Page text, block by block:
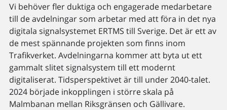
Vi behöver fler duktiga och engagerade medarbetare
till de avdelningar som arbetar med att föra in det nya
digitala signalsystemet ERTMS till Sverige. Det är ett av
de mest spännande projekten som finns inom
Trafikverket. Avdelningarna kommer att byta ut ett
gammalt slitet signalsystem till ett modernt
digitaliserat. Tidsperspektivet är till under 2040-talet.
2024 började inkopplingen i större skala på
Malmbanan mellan Riksgränsen och Gällivare.